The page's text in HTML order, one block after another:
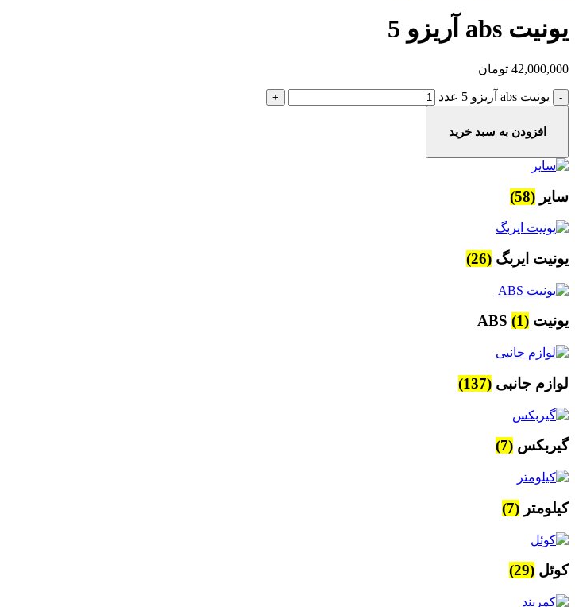
یونیت abs آریزو 5
42,000,000 تومان
یونیت abs آریزو 5 عدد
افزودن به سبد خرید
سایر (58)
یونیت ایربگ (26)
یونیت ABS (1)
لوازم جانبی (137)
گیربکس (7)
کیلومتر (7)
کوئل (29)